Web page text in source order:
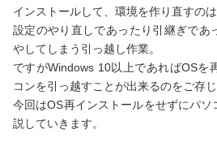
インストールして、環境を作り直すの
設定のやり直しであったり引継ぎであ
やしてしまう引っ越し作業。
ですがWindows 10以上であればOSを
コンを引っ越すことが出来るのをご存
今回はOS再インストールをせずにパ
説していきます。